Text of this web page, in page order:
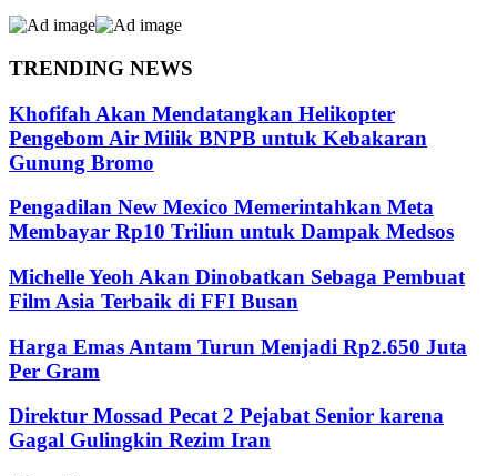
TRENDING NEWS
Khofifah Akan Mendatangkan Helikopter
Pengebom Air Milik BNPB untuk Kebakaran
Gunung Bromo
Pengadilan New Mexico Memerintahkan Meta
Membayar Rp10 Triliun untuk Dampak Medsos
Michelle Yeoh Akan Dinobatkan Sebaga Pembuat
Film Asia Terbaik di FFI Busan
Harga Emas Antam Turun Menjadi Rp2.650 Juta
Per Gram
Direktur Mossad Pecat 2 Pejabat Senior karena
Gagal Gulingkin Rezim Iran